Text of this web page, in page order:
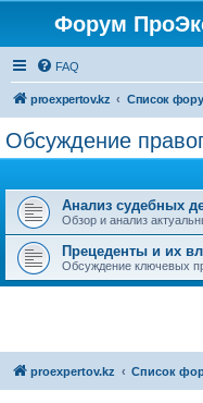
Форум
FAQ
proexpertov.kz Список
Обсуждение
Анализ судебных
Обзор и анализ
Прецеденты и их
Обсуждение ключевых
proexpertov.kz Список